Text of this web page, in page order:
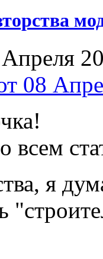
08
всем
я